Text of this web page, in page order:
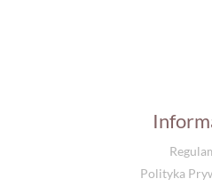
Polityka